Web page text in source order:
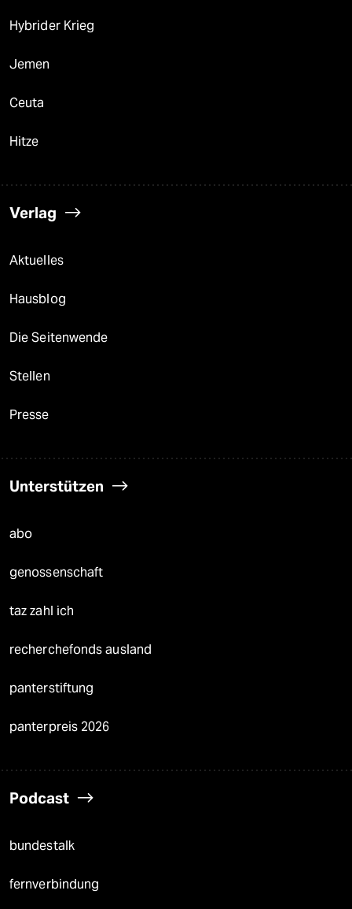
Hybrider Krieg
Jemen
Ceuta
Hitze
Verlag
Aktuelles
Hausblog
Die Seitenwende
Stellen
Presse
Unterstützen
abo
genossenschaft
taz zahl ich
recherchefonds ausland
panterstiftung
panterpreis 2026
Podcast
bundestalk
fernverbindung